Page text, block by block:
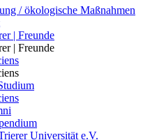
/ ökologische Maßnahmen
| Freunde
| Freunde
Universität e.V.